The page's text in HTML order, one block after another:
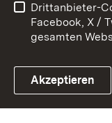
Link zum
Impressum
Drittanbieter-
Facebook, X /
gesamten
Akzeptieren